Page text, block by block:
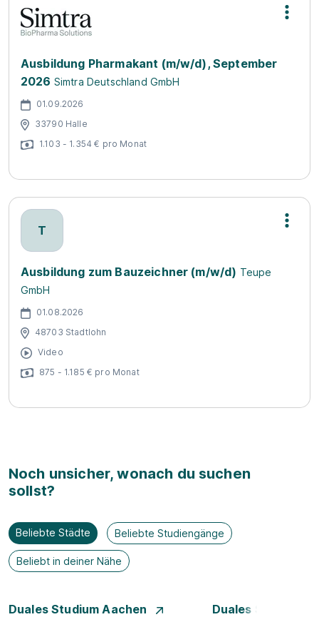
Ausbildung Pharmakant (m/w/d), September
2026 Simtra Deutschland GmbH
01.09.2026
33790 Halle
1.103 - 1.354 € pro Monat
T
Ausbildung zum Bauzeichner (m/w/d) Teupe
GmbH
01.08.2026
48703 Stadtlohn
Video
875 - 1.185 € pro Monat
Noch unsicher, wonach du suchen
sollst?
Beliebte Städte Beliebte Studiengänge
Beliebt in deiner Nähe
Duales Studium Aachen
Duales Studium